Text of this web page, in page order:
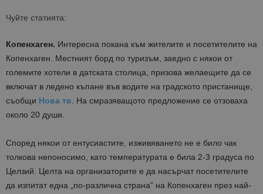
Чуйте статията:
Копенхаген. Интересна покана към жителите и посетителите на
Копенхаген. Местният борд по туризъм, заедно с някои от
големите хотели в датската столица, призова желаещите да се
включат в ледено къпане във водите на градското пристанище,
съобщи Нова тв. На смразяващото предложение се отзоваха
около 20 души.
Според някои от ентусиастите, изживяването не е било чак
толкова непоносимо, като температурата е била 2-3 градуса по
Целзий. Целта на организаторите е да насърчат посетителите
да изпитат една „по-различна страна” на Копенхаген през най-